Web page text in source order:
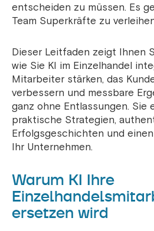
entscheiden zu müssen. Es
Team Superkräfte zu
Dieser Leitfaden zeigt Ihnen
wie Sie KI im Einzelhandel
Mitarbeiter stärken, das
verbessern und messbare
ganz ohne Entlassungen. Sie
praktische Strategien,
Erfolgsgeschichten und
Ihr Unternehmen.
Warum KI Ihre
ersetzen wird